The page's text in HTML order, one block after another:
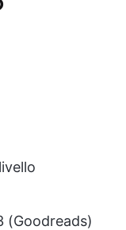
(Goodreads)